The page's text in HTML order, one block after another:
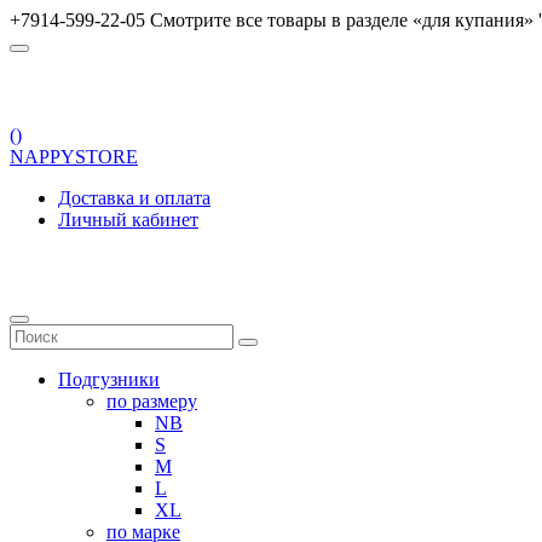
+7914-599-22-05 Смотрите все товары в разделе «для купания»
()
NAPPYSTORE
Доставка и оплата
Личный кабинет
Подгузники
по размеру
NB
S
M
L
XL
по марке